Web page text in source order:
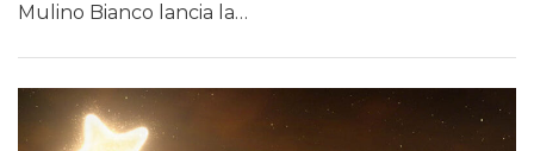
Mulino Bianco lancia la…